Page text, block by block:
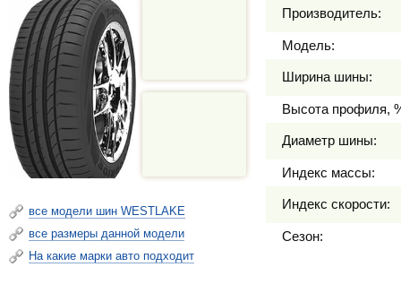
все модели шин WESTLAKE
все размеры данной модели
На какие марки авто подходит
Производитель:
Модель:
Ширина шины:
Высота профиля,
Диаметр шины:
Индекс массы:
Индекс скорости:
Сезон: